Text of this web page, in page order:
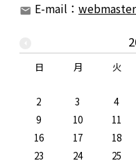
E-mail：
日 月 火
2
3 4
9
10 11
16
17 18
23
24 25